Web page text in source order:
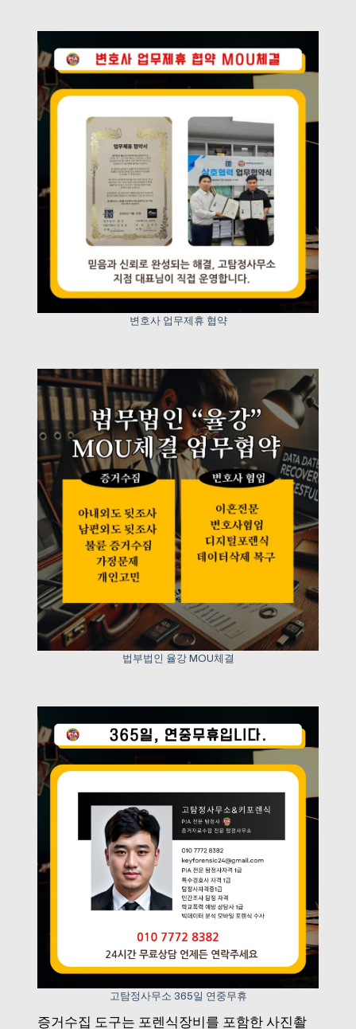
변호사 업무제휴 협약
법부법인 율강 MOU체결
고탐정사무소 365일 연중무휴
증거수집 도구는 포렌식장비를 포함한 사진촬